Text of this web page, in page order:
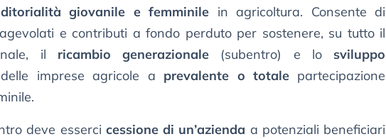
giovanile e femminile in agricoltura. Consente di
e contributi a fondo perduto per sostenere, su tutto il
il ricambio generazionale (subentro) e lo sviluppo
imprese agricole a prevalente o totalepartecipazione
deve esserci cessione di un’azienda a potenziali beneficiari